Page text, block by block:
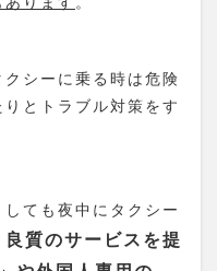
シーに乗る時は危険
とトラブル対策をす
ても夜中にタクシー
良質のサービスを提